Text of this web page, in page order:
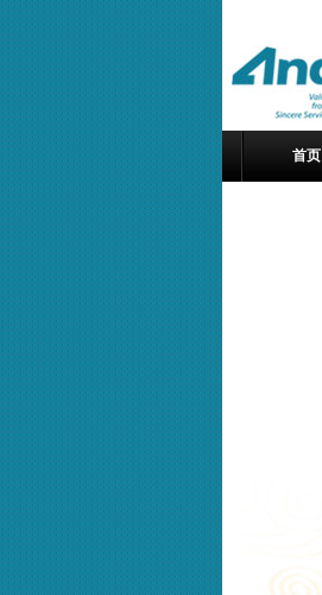
首页